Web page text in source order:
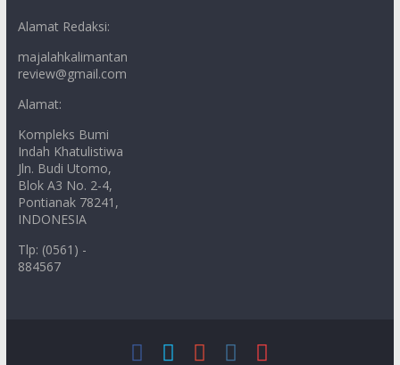
Alamat Redaksi:
majalahkalimantan
review@gmail.com
Alamat:
Kompleks Bumi
Indah Khatulistiwa
Jln. Budi Utomo,
Blok A3 No. 2-4,
Pontianak 78241,
INDONESIA
Tlp: (0561) -
884567